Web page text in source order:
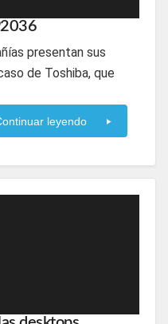
presentan sus
de Toshiba, que
leyendo